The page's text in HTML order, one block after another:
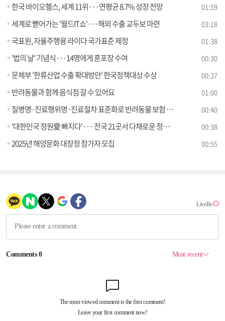
한국 바이오헬스, 세계 11위···연평균 8.7% 성장 전망 01:59
세계로 뻗어가는 '월드IT쇼'···해외 수출 교두보 마련 03:18
국표원, 자율주행용 라이다 국가표준 제정 01:38
'법의 날' 기념식···14명에게 훈포장 수여 00:30
문체부 '한류산업 수출 확대방안' 한국정책대상 수상 00:37
반려동물과 함께 음식점 갈 수 있어요 01:00
질병명·진료행위명·진료절차 표준화로 반려동물 보험 활용길 열려 00:40
'대한민국 정원愛 빠지다'··· 전국 21곳서 다채로운 정원 행사 00:38
2025년 해양문화 대장정 참가자 모집 00:55